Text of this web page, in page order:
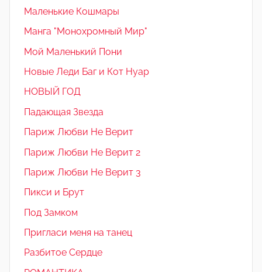
Маленькие Кошмары
Манга "Монохромный Мир"
Мой Маленький Пони
Новые Леди Баг и Кот Нуар
НОВЫЙ ГОД
Падающая Звезда
Париж Любви Не Верит
Париж Любви Не Верит 2
Париж Любви Не Верит 3
Пикси и Брут
Под Замком
Пригласи меня на танец
Разбитое Сердце